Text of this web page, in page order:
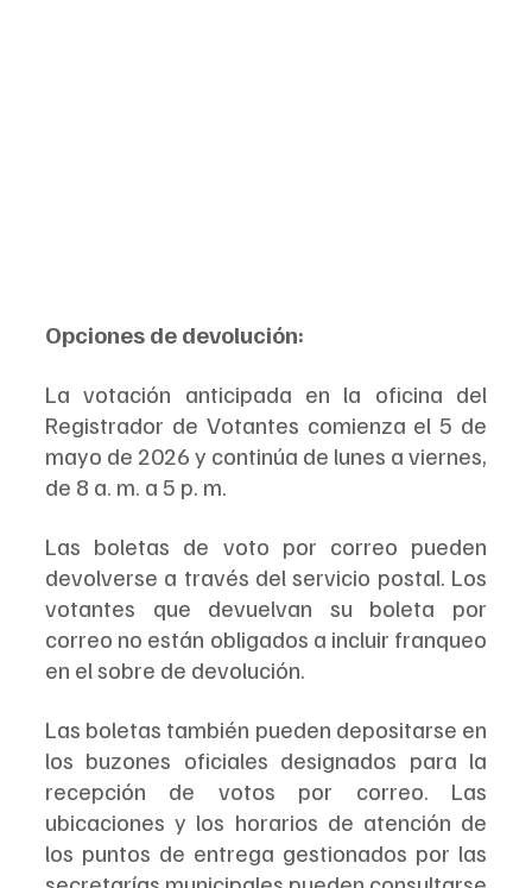
Opciones de devolución:
La votación anticipada en la oficina del
Registrador de Votantes comienza el 5 de
mayo de 2026 y continúa de lunes a viernes,
de 8 a. m. a 5 p. m.
Las boletas de voto por correo pueden
devolverse a través del servicio postal. Los
votantes que devuelvan su boleta por
correo no están obligados a incluir franqueo
en el sobre de devolución.
Las boletas también pueden depositarse en
los buzones oficiales designados para la
recepción de votos por correo. Las
ubicaciones y los horarios de atención de
los puntos de entrega gestionados por las